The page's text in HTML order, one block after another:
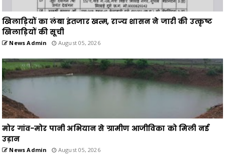
खिलाड़ियों का लंबा इंतजार खत्म, राज्य शासन ने जारी की उत्कृष्ट
खिलाड़ियों की सूची
News Admin August 05, 2026
मोर गांव-मोर पानी अभियान से ग्रामीण आजीविका को मिली नई
उड़ान
News Admin August 05, 2026